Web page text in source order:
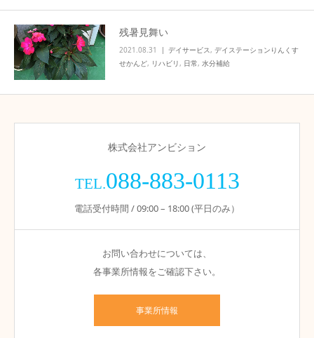
残暑見舞い
2021.08.31 デイサービス , デイステーションりんくす
せかんど, リハビリ , 日常, 水分補給
株式会社アンビション
TEL.088-883-0113
電話受付時間 / 09:00 – 18:00 (平日のみ）
お問い合わせについては、
各事業所情報をご確認下さい。
事業所情報